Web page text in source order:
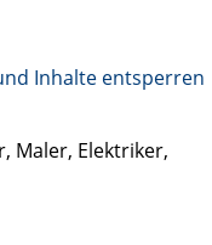
Inhalte entsperren
Maler, Elektriker,